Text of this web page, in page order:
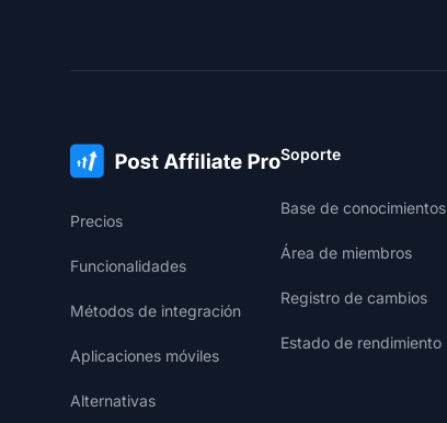
Precios
Funcionalidades
Métodos de integración
Aplicaciones móviles
Alternativas
Soporte
Base de conocimientos
Área de miembros
Registro de cambios
Estado de rendimiento